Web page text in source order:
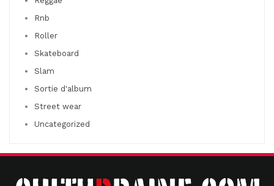
Rnb
Roller
Skateboard
Slam
Sortie d'album
Street wear
Uncategorized